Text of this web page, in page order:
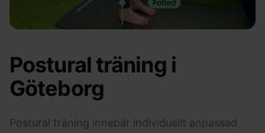
Postural träning i
Göteborg
Postural träning innebär individuellt anpassad